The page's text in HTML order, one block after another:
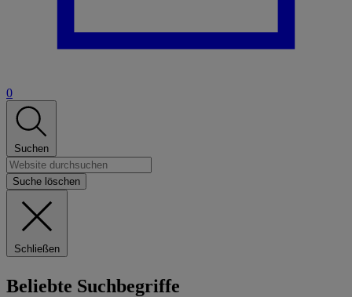
0
Suchen
Suche löschen
Schließen
Beliebte Suchbegriffe